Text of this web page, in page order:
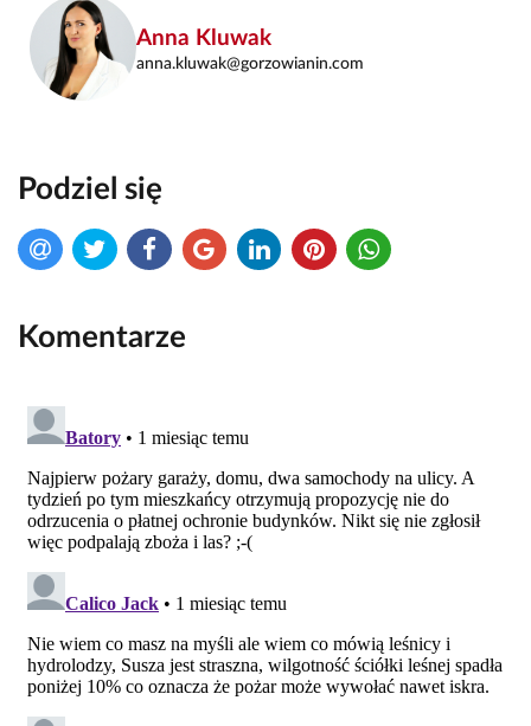
Anna Kluwak
anna.kluwak@gorzowianin.com
Podziel się
Komentarze